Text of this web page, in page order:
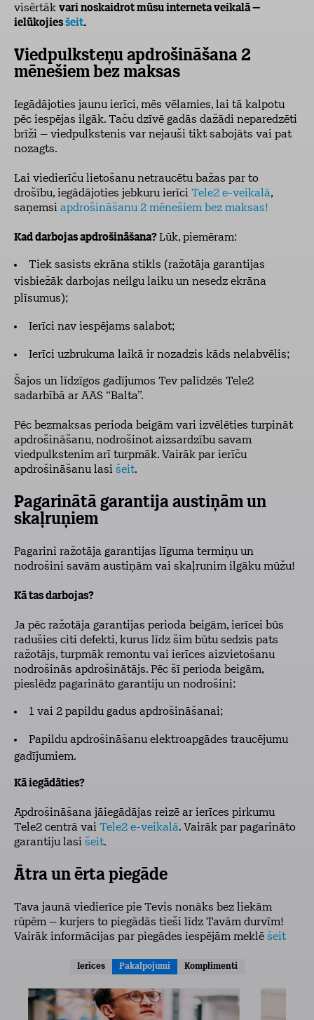
visērtāk vari noskaidrot mūsu interneta veikalā –
ielūkojiesšeit.
Viedpulksteņu apdrošināšana 2
mēnešiem bez maksas
Iegādājoties jaunu ierīci, mēs vēlamies, lai tā kalpotu
pēc iespējas ilgāk. Taču dzīvē gadās dažādi neparedzēti
brīži – viedpulkstenis var nejauši tikt sabojāts vai pat
nozagts.
Lai viedierīču lietošanu netraucētu bažas par to
drošību, iegādājoties jebkuru ierīci Tele2 e-veikalā,
saņemsi apdrošināšanu 2 mēnešiem bez maksas!
Kad darbojas apdrošināšana?Lūk, piemēram:
Tiek sasists ekrāna stikls (ražotāja garantijas
visbiežāk darbojas neilgu laiku un nesedz ekrāna
plīsumus);
Ierīci nav iespējams salabot;
Ierīci uzbrukuma laikā ir nozadzis kāds nelabvēlis;
Šajos un līdzīgos gadījumos Tev palīdzēs Tele2
sadarbībā ar AAS “Balta”.
Pēc bezmaksas perioda beigām vari izvēlēties turpināt
apdrošināšanu, nodrošinot aizsardzību savam
viedpulkstenim arī turpmāk. Vairāk par ierīču
apdrošināšanu lasi šeit.
Pagarinātā garantija austiņām un
skaļruņiem
Pagarini ražotāja garantijas līguma termiņu un
nodrošini savām austiņām vai skaļrunim ilgāku mūžu!
Kā tas darbojas?
Ja pēc ražotāja garantijas perioda beigām, ierīcei būs
radušies citi defekti, kurus līdz šim būtu sedzis pats
ražotājs, turpmāk remontu vai ierīces aizvietošanu
nodrošinās apdrošinātājs. Pēc šī perioda beigām,
pieslēdz pagarināto garantiju un nodrošini:
1 vai 2 papildu gadus apdrošināšanai;
Papildu apdrošināšanu elektroapgādes traucējumu
gadījumiem.
Kā iegādāties?
Apdrošināšana jāiegādājas reizē ar ierīces pirkumu
Tele2 centrā vai Tele2 e-veikalā. Vairāk par pagarināto
garantiju lasi šeit.
Ātra un ērta piegāde
Tava jaunā viedierīce pie Tevis nonāks bez liekām
rūpēm – kurjers to piegādās tieši līdz Tavām durvīm!
Vairāk informācijas par piegādes iespējām meklē šeit
Ierīces Pakalpojumi Komplimenti